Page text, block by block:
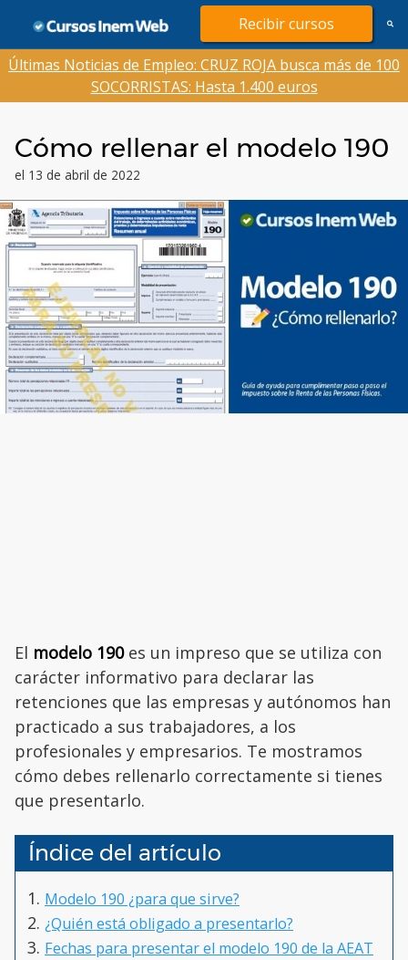
contenido
Recibir cursos
Últimas Noticias de Empleo: CRUZ ROJA busca más de 100
SOCORRISTAS: Hasta 1.400 euros
Cómo rellenar el modelo 190
el 13 de abril de 2022
El modelo 190es un impreso que se utiliza con
carácter informativo para declarar las
retenciones que las empresas y autónomos han
practicado a sus trabajadores, a los
profesionales y empresarios. Te mostramos
cómo debes rellenarlo correctamente si tienes
que presentarlo.
Índice del artículo
Modelo 190 ¿para que sirve?
¿Quién está obligado a presentarlo?
Fechas para presentar el modelo 190 de la AEAT